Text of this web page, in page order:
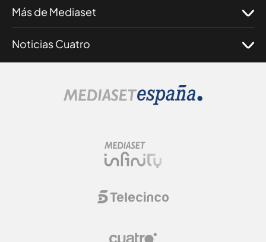
Más de Mediaset
Noticias Cuatro